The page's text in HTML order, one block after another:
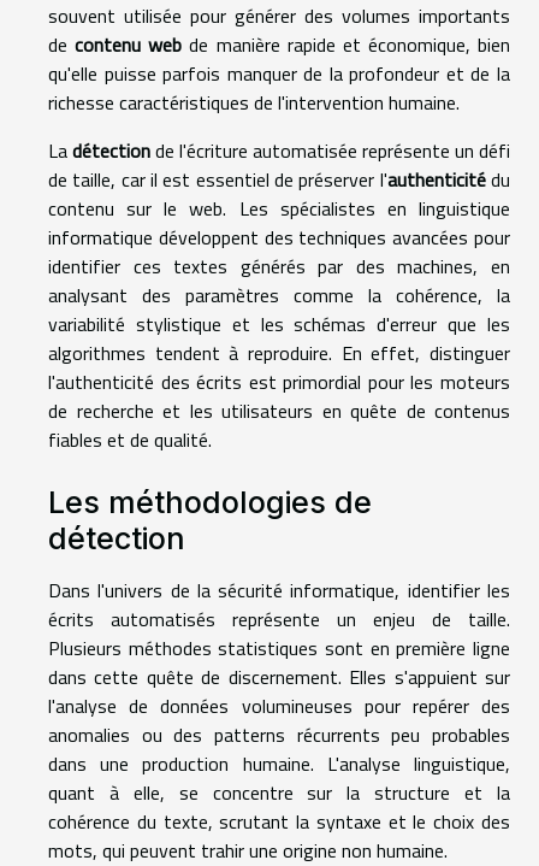
souvent utilisée pour générer des volumes importants
decontenu web de manière rapide et économique, bien
qu'elle puisse parfois manquer de la profondeur et de la
richesse caractéristiques de l'intervention humaine.
Ladétectionde l'écriture automatisée représente un défi
de taille, car il est essentiel de préserver l'authenticitédu
contenu sur le web. Les spécialistes en linguistique
informatique développent des techniques avancées pour
identifier ces textes générés par des machines, en
analysant des paramètres comme la cohérence, la
variabilité stylistique et les schémas d'erreur que les
algorithmes tendent à reproduire. En effet, distinguer
l'authenticité des écrits est primordial pour les moteurs
de recherche et les utilisateurs en quête de contenus
fiables et de qualité.
Les méthodologies de
détection
Dans l'univers de la sécurité informatique, identifier les
écrits automatisés représente un enjeu de taille.
Plusieurs méthodes statistiques sont en première ligne
dans cette quête de discernement. Elles s'appuient sur
l'analyse de données volumineuses pour repérer des
anomalies ou des patterns récurrents peu probables
dans une production humaine. L'analyse linguistique,
quant à elle, se concentre sur la structure et la
cohérence du texte, scrutant la syntaxe et le choix des
mots, qui peuvent trahir une origine non humaine.